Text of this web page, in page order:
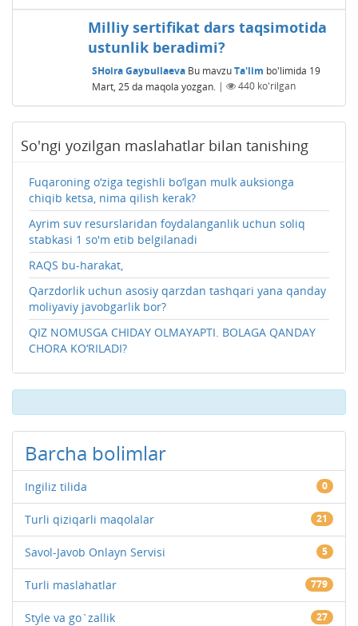
Milliy sertifikat dars taqsimotida
ustunlik beradimi?
SHoira Gaybullaeva Bu mavzuTa'lim bo'limida 19
Mart, 25 da maqola yozgan. | 440ko'rilgan
So'ngi yozilgan maslahatlar bilan tanishing
Fuqaroning o‘ziga tegishli bo‘lgan mulk auksionga
chiqib ketsa, nima qilish kerak?
Ayrim suv resurslaridan foydalanganlik uchun soliq
stabkasi 1 so'm etib belgilanadi
RAQS bu-harakat,
Qarzdorlik uchun asosiy qarzdan tashqari yana qanday
moliyaviy javobgarlik bor?
QIZ NOMUSGA CHIDAY OLMAYAPTI. BOLAGA QANDAY
CHORA KO‘RILADI?
Barcha bolimlar
Ingiliz tilida 0
Turli qiziqarli maqolalar 21
Savol-Javob Onlayn Servisi 5
Turli maslahatlar 779
Style va go`zallik 27